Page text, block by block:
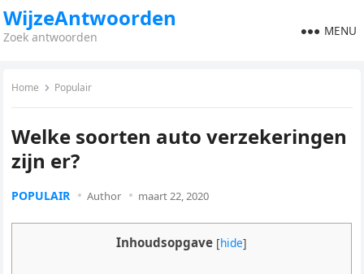
WijzeAntwoorden
Zoek antwoorden MENU
Home Populair
Welke soorten auto verzekeringen
zijn er?
POPULAIR Author maart 22, 2020
Inhoudsopgave [hide]